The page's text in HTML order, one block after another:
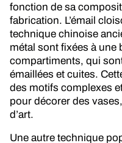
fonction de sa
fabrication. L’émail
technique chinoise
métal sont fixées à une
compartiments, qui
émaillées et cuites.
des motifs complexes
pour décorer des
d’art.
Une autre technique